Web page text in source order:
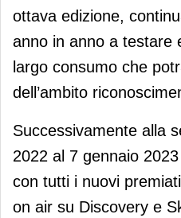
ottava edizione,
anno in anno a testare
largo consumo che
dell’ambito
Successivamente alla
2022 al 7 gennaio
con tutti i nuovi
on air su Discovery e